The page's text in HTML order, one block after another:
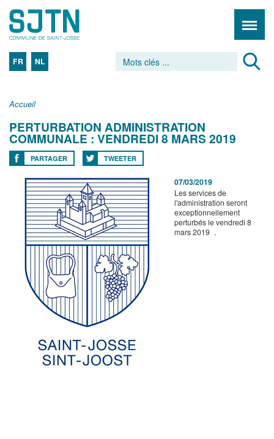
FR NL
Accueil
PERTURBATION ADMINISTRATION
COMMUNALE : VENDREDI 8 MARS 2019
PARTAGER TWEETER
07/03/2019
Les services de
l'administration seront
exceptionnellement
perturbés le vendredi 8
mars 2019 .